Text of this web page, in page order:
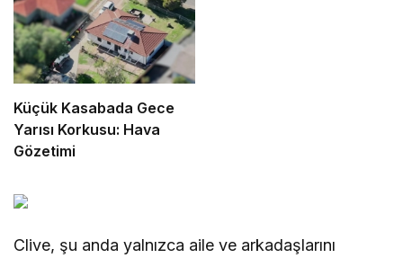
Küçük Kasabada Gece
Yarısı Korkusu: Hava
Gözetimi
Clive, şu anda yalnızca aile ve arkadaşlarını